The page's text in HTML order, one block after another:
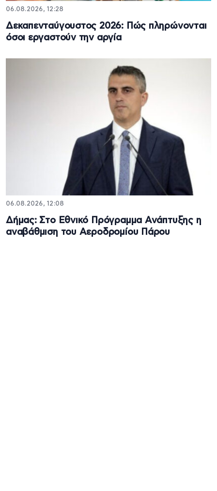
06.08.2026, 12:28
Δεκαπενταύγουστος 2026: Πώς πληρώνονται
όσοι εργαστούν την αργία
06.08.2026, 12:08
Δήμας: Στο Εθνικό Πρόγραμμα Ανάπτυξης η
αναβάθμιση του Αεροδρομίου Πάρου